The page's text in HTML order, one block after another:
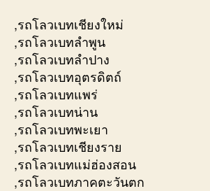
,รถโลวเบทเชียงใหม่
,รถโลวเบทลำพูน
,รถโลวเบทลำปาง
,รถโลวเบทอุตรดิตถ์
,รถโลวเบทแพร่
,รถโลวเบทน่าน
,รถโลวเบทพะเยา
,รถโลวเบทเชียงราย
,รถโลวเบทแม่ฮ่องสอน
,รถโลวเบทภาคตะวันตก